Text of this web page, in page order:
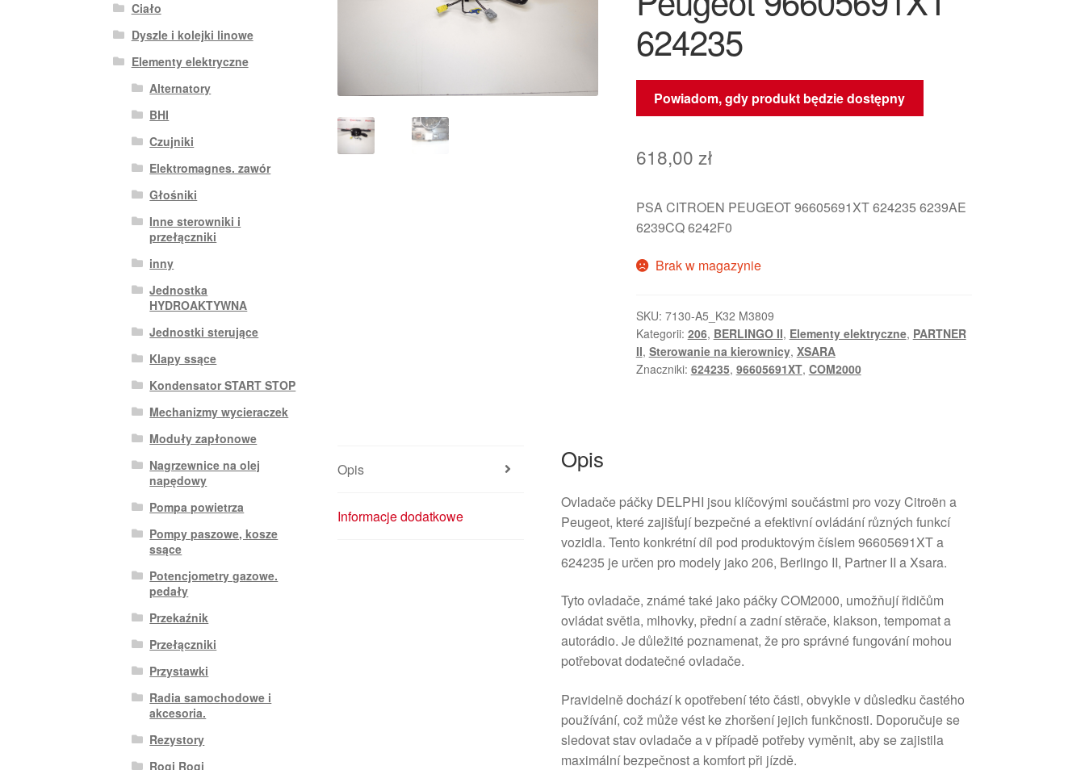
624235
Powiadom, gdy produkt będzie dostępny
618,00 zł
PSA CITROEN PEUGEOT 96605691XT 624235 6239AE
6239CQ 6242F0
Brak w magazynie
SKU: 7130-A5_K32 M3809
Kategorii: 206, BERLINGO II, Elementy elektryczne, PARTNER
II, Sterowanie na kierownicy, XSARA
Znaczniki: 624235, 96605691XT, COM2000
Opis
Informacje dodatkowe
Opis
Ovladače páčky DELPHI jsou klíčovými součástmi pro vozy Citroën a
Peugeot, které zajišťují bezpečné a efektivní ovládání různých funkcí
vozidla. Tento konkrétní díl pod produktovým číslem 96605691XT a
624235 je určen pro modely jako 206, Berlingo II, Partner II a Xsara.
Tyto ovladače, známé také jako páčky COM2000, umožňují řidičům
ovládat světla, mlhovky, přední a zadní stěrače, klakson, tempomat a
autorádio. Je důležité poznamenat, že pro správné fungování mohou
potřebovat dodatečné ovladače.
Pravidelně dochází k opotřebení této části, obvykle v důsledku častého
používání, což může vést ke zhoršení jejich funkčnosti. Doporučuje se
sledovat stav ovladače a v případě potřeby vyměnit, aby se zajistila
maximální bezpečnost a komfort při jízdě.
Ciało
Dyszle i kolejki linowe
Elementy elektryczne
Alternatory
BHI
Czujniki
Elektromagnes. zawór
Głośniki
Inne sterowniki i
przełączniki
inny
Jednostka
HYDROAKTYWNA
Jednostki sterujące
Klapy ssące
Kondensator START STOP
Mechanizmy wycieraczek
Moduły zapłonowe
Nagrzewnice na olej
napędowy
Pompa powietrza
Pompy paszowe, kosze
ssące
Potencjometry gazowe.
pedały
Przekaźnik
Przełączniki
Przystawki
Radia samochodowe i
akcesoria.
Rezystory
Rogi Rogi